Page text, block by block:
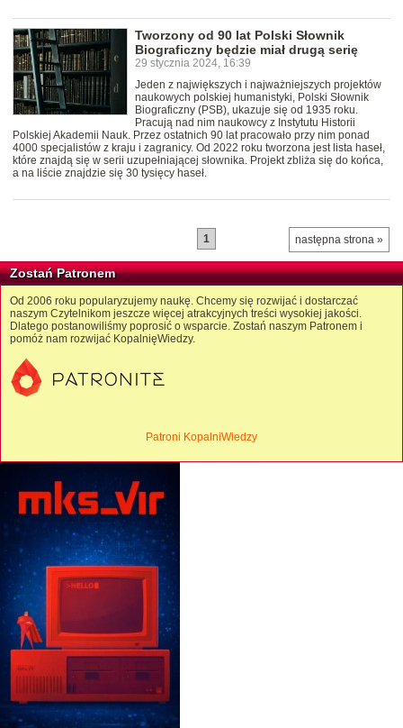
Tworzony od 90 lat Polski Słownik
Biograficzny będzie miał drugą serię
29 stycznia 2024, 16:39
Jeden z największych i najważniejszych projektów
naukowych polskiej humanistyki, Polski Słownik
Biograficzny (PSB), ukazuje się od 1935 roku.
Pracują nad nim naukowcy z Instytutu Historii
Polskiej Akademii Nauk. Przez ostatnich 90 lat pracowało przy nim ponad
4000 specjalistów z kraju i zagranicy. Od 2022 roku tworzona jest lista haseł,
które znajdą się w serii uzupełniającej słownika. Projekt zbliża się do końca,
a na liście znajdzie się 30 tysięcy haseł.
następna strona »
1
Zostań Patronem
Od 2006 roku popularyzujemy naukę. Chcemy się rozwijać i dostarczać
naszym Czytelnikom jeszcze więcej atrakcyjnych treści wysokiej jakości.
Dlatego postanowiliśmy poprosić o wsparcie. Zostań naszym Patronem i
pomóż nam rozwijać KopalnięWiedzy.
Patroni KopalniWiedzy